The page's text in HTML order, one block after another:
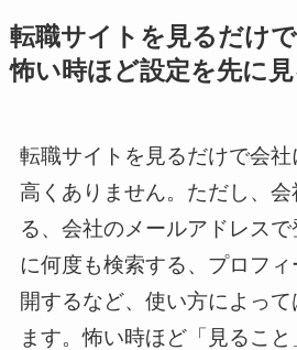
転職サイトを見るだけ
怖い時ほど設定を先に見
転職サイトを見るだけで会
高くありません。ただし、
る、会社のメールアドレス
に何度も検索する、プロフ
開するなど、使い方によっ
ます。怖い時ほど「見るこ